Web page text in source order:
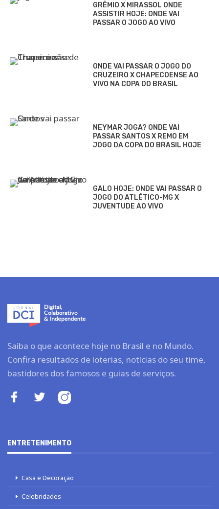
GRÊMIO X MIRASSOL ONDE
ASSISTIR HOJE: ONDE VAI
PASSAR O JOGO AO VIVO
ONDE VAI PASSAR O JOGO DO
CRUZEIRO X CHAPECOENSE AO
VIVO NA COPA DO BRASIL
NEYMAR JOGA? ONDE VAI
PASSAR SANTOS X REMO EM
JOGO DA COPA DO BRASIL HOJE
GALO HOJE: ONDE VAI PASSAR O
JOGO DO ATLÉTICO-MG X
JUVENTUDE AO VIVO
Saiba o que acontece hoje no Brasil e no Mundo.
Confira resultados de loterias, notícias do seu time,
bastidores dos famosos e guias de serviços.
ENTRETENIMENTO
Casa e Decoração
Celebridades